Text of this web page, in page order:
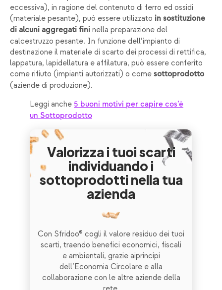
eccessiva), in ragione del contenuto di ferro ed ossidi
(materiale pesante), può essere utilizzato in sostituzione
di alcuni aggregati fini nella preparazione del
calcestruzzo pesante. In funzione dell’impianto di
destinazione il materiale di scarto dei processi di rettifica,
lappatura, lapidellatura e affilatura, può essere conferito
come rifiuto (impianti autorizzati) o come sottoprodotto
(aziende di produzione).
Leggi anche 5 buoni motivi per capire cos’è
un Sottoprodotto
Valorizza i tuoi scarti
individuando i
sottoprodotti nella tua
azienda
Con Sfridoo® cogli il valore residuo dei tuoi
scarti, traendo benefici economici, fiscali
e ambientali, grazie aiprincipi
dell’Economia Circolare e alla
collaborazione con le altre aziende della